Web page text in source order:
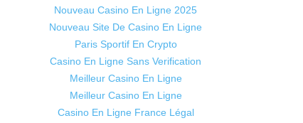
Nouveau Casino En Ligne 2025
Nouveau Site De Casino En Ligne
Paris Sportif En Crypto
Casino En Ligne Sans Verification
Meilleur Casino En Ligne
Meilleur Casino En Ligne
Casino En Ligne France Légal